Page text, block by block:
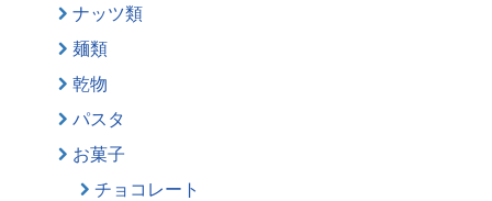
ナッツ類
麺類
乾物
パスタ
お菓子
チョコレート